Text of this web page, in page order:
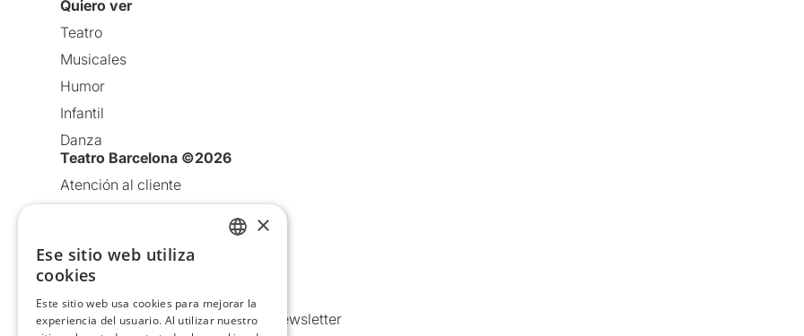
Quiero ver
Teatro
Musicales
Humor
Infantil
Danza
Teatro Barcelona ©2026
Atención al cliente
Política de Cookies
Comunicaciones comerciales y Newsletter
×
Ese sitio web utiliza
cookies
Este sitio web usa cookies para mejorar la
experiencia del usuario. Al utilizar nuestro